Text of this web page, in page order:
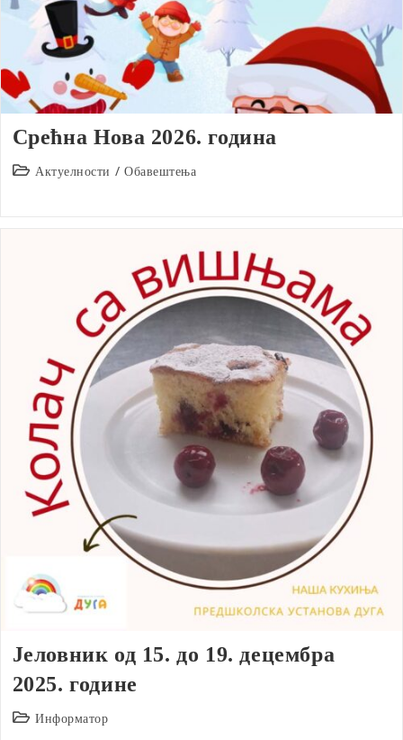
Срећна Нова 2026. година
PostАктуелности / Обавештења
Јеловник од 15. до 19. децембра
2025. године
PostИнформатор